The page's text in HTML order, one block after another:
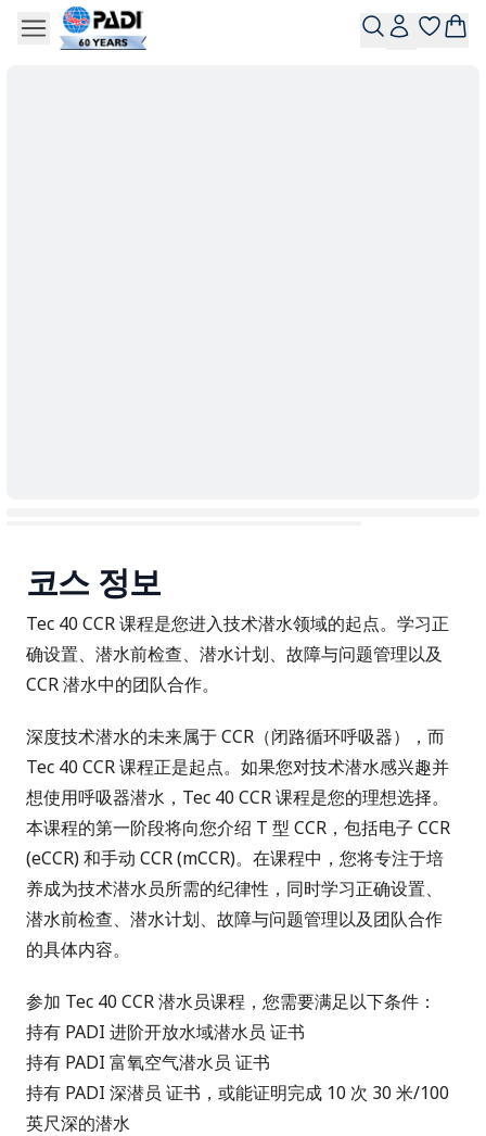
코스 정보
Tec 40 CCR 课程是您进入技术潜水领域的起点。学习正
确设置、潜水前检查、潜水计划、故障与问题管理以及
CCR 潜水中的团队合作。
深度技术潜水的未来属于 CCR（闭路循环呼吸器），而
Tec 40 CCR 课程正是起点。如果您对技术潜水感兴趣并
想使用呼吸器潜水，Tec 40 CCR 课程是您的理想选择。
本课程的第一阶段将向您介绍 T 型 CCR，包括电子 CCR
(eCCR) 和手动 CCR (mCCR)。在课程中，您将专注于培
养成为技术潜水员所需的纪律性，同时学习正确设置、
潜水前检查、潜水计划、故障与问题管理以及团队合作
的具体内容。
参加 Tec 40 CCR 潜水员课程，您需要满足以下条件：
持有 PADI 进阶开放水域潜水员 证书
持有 PADI 富氧空气潜水员 证书
持有 PADI 深潜员 证书，或能证明完成 10 次 30 米/100
英尺深的潜水